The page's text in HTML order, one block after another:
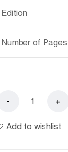
Edition
Number of Pages
Add to wishlist